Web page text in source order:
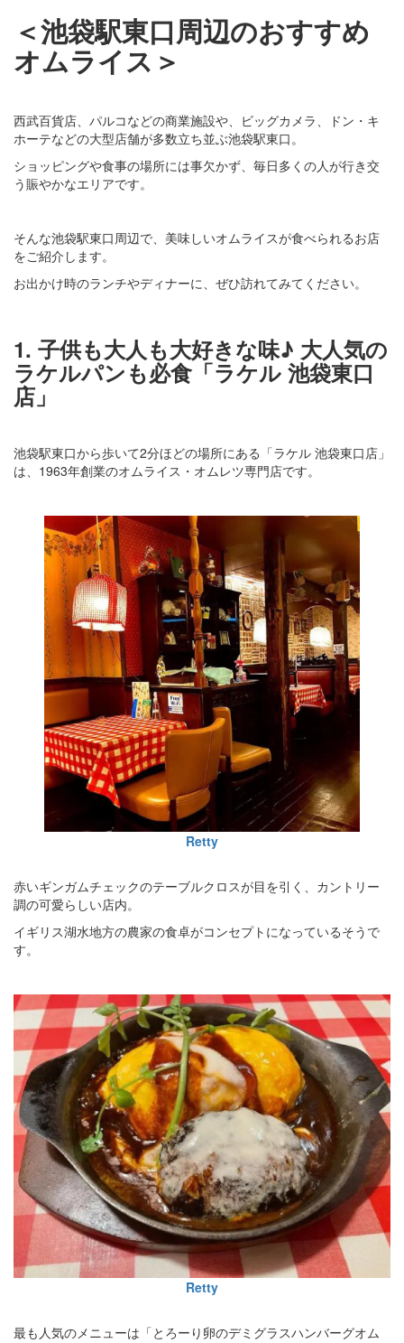
＜池袋駅東口周辺のおすすめ
オムライス＞
西武百貨店、パルコなどの商業施設や、ビッグカメラ、ドン・キ
ホーテなどの大型店舗が多数立ち並ぶ池袋駅東口。
ショッピングや食事の場所には事欠かず、毎日多くの人が行き交
う賑やかなエリアです。
そんな池袋駅東口周辺で、美味しいオムライスが食べられるお店
をご紹介します。
お出かけ時のランチやディナーに、ぜひ訪れてみてください。
1. 子供も大人も大好きな味♪ 大人気の
ラケルパンも必食「ラケル 池袋東口
店」
池袋駅東口から歩いて2分ほどの場所にある「ラケル 池袋東口店」
は、1963年創業のオムライス・オムレツ専門店です。
Retty
赤いギンガムチェックのテーブルクロスが目を引く、カントリー
調の可愛らしい店内。
イギリス湖水地方の農家の食卓がコンセプトになっているそうで
す。
Retty
最も人気のメニューは「とろーり卵のデミグラスハンバーグオム